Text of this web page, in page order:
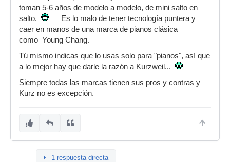
toman 5-6 años de modelo a modelo, de mini salto en
salto.
Es lo malo de tener tecnología puntera y
caer en manos de una marca de pianos clásica
como Young Chang.
Tú mismo indicas que lo usas solo para "pianos", así que
a lo mejor hay que darle la razón a Kurzweil...
Siempre todas las marcas tienen sus pros y contras y
Kurz no es excepción.
1 respuesta directa